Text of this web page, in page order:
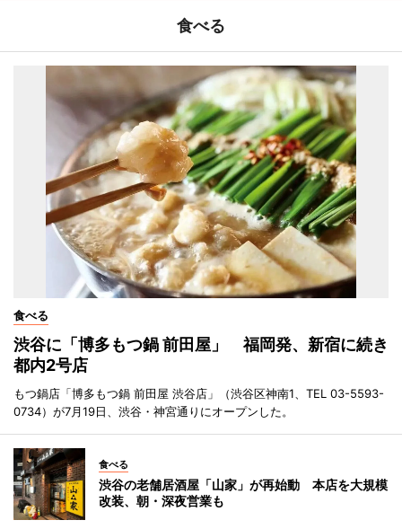
食べる
食べる
渋谷に「博多もつ鍋 前田屋」 福岡発、新宿に続き
都内2号店
もつ鍋店「博多もつ鍋 前田屋 渋谷店」（渋谷区神南1、TEL 03-5593-
0734）が7月19日、渋谷・神宮通りにオープンした。
食べる
渋谷の老舗居酒屋「山家」が再始動 本店を大規模
改装、朝・深夜営業も